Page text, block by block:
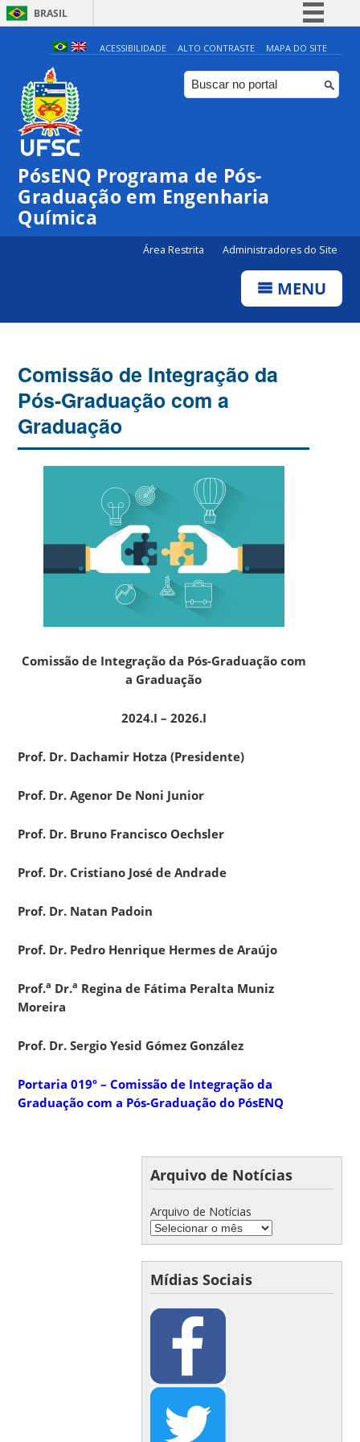
BRASIL
Simplifique!
Comunica BR
Participe
Canais
ACESSIBILIDADE ALTO CONTRASTE MAPA DO SITE
PósENQ Programa de Pós-
Graduação em Engenharia
Química
Área Restrita Administradores do Site
MENU
Comissão de Integração da
Pós-Graduação com a
Graduação
Comissão de Integração da Pós-Graduação com
a Graduação
2024.I – 2026.I
Prof. Dr. Dachamir Hotza (Presidente)
Prof. Dr. Agenor De Noni Junior
Prof. Dr. Bruno Francisco Oechsler
Prof. Dr. Cristiano José de Andrade
Prof. Dr. Natan Padoin
Prof. Dr. Pedro Henrique Hermes de Araújo
Prof.a Dr.a Regina de Fátima Peralta Muniz
Moreira
Prof. Dr. Sergio Yesid Gómez González
Portaria 019º – Comissão de Integração da
Graduação com a Pós-Graduação do PósENQ
Arquivo de Notícias
Arquivo de Notícias
Mídias Sociais